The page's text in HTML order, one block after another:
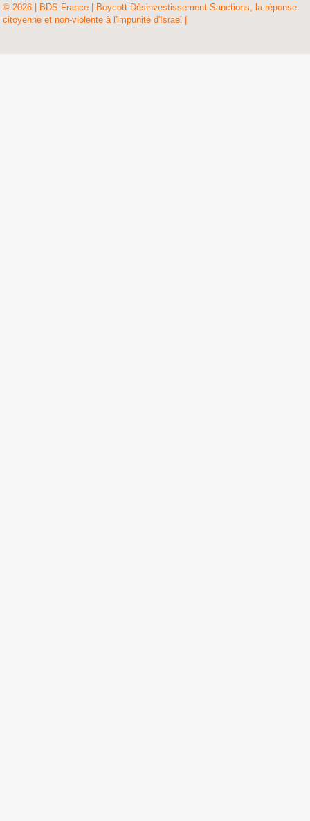
© 2026 | BDS France | Boycott Désinvestissement Sanctions, la réponse
citoyenne et non-violente à l'impunité d'Israël |